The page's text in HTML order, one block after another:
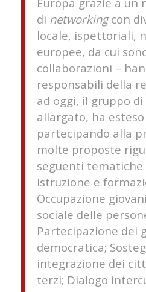
di networkingcon
locale, ispettoriali,
europee, da cui
collaborazioni –
responsabili della
ad oggi, il gruppo
allargato, ha
partecipando alla
molte proposte
seguenti tematiche
Istruzione e
Occupazione
sociale delle
Partecipazione dei
democratica;
integrazione dei
terzi; Dialogo